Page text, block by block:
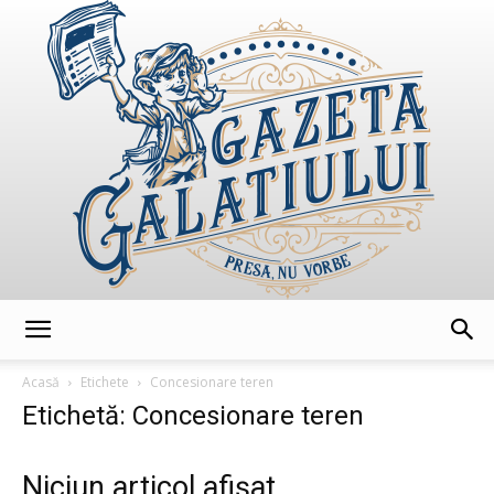
Acasă
Etichete Concesionare teren
Etichetă: Concesionare teren